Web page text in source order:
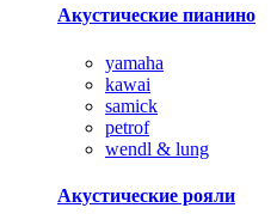
Акустические пианино
yamaha
kawai
samick
petrof
wendl & lung
Акустические рояли